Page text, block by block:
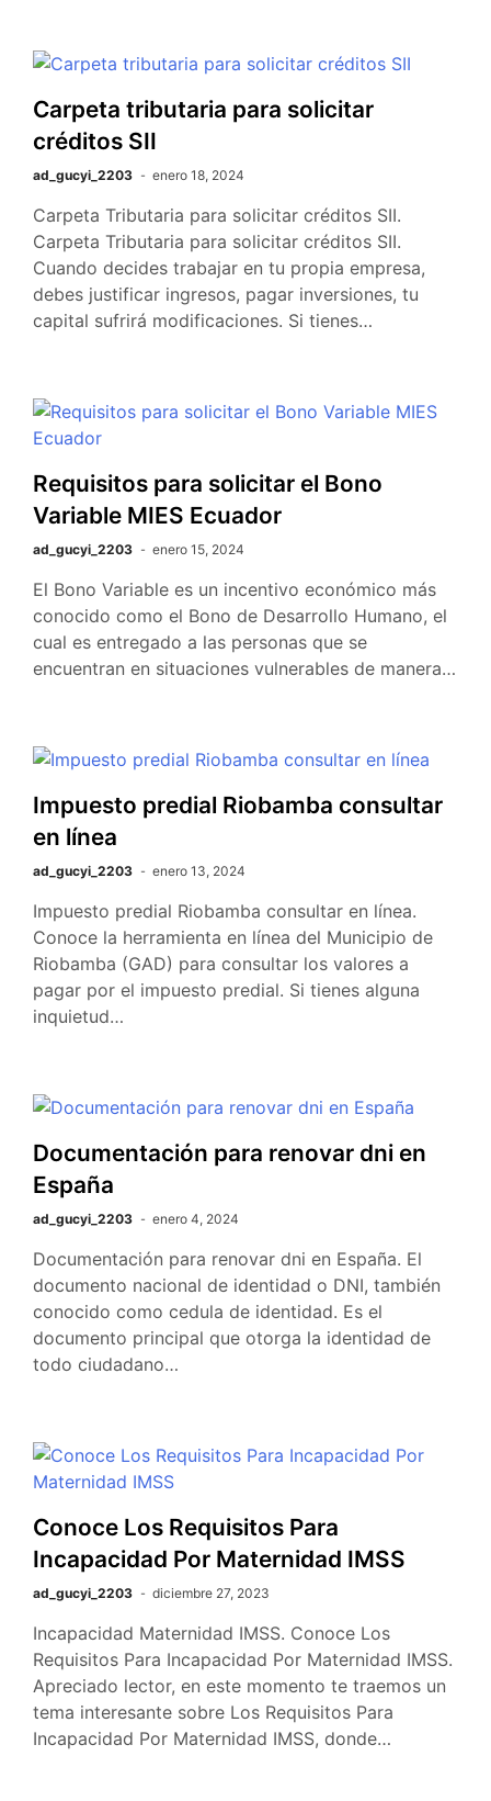
Carpeta tributaria para solicitar
créditos SII
ad_gucyi_2203 enero 18, 2024
Carpeta Tributaria para solicitar créditos SII.
Carpeta Tributaria para solicitar créditos SII.
Cuando decides trabajar en tu propia empresa,
debes justificar ingresos, pagar inversiones, tu
capital sufrirá modificaciones. Si tienes…
Requisitos para solicitar el Bono
Variable MIES Ecuador
ad_gucyi_2203 enero 15, 2024
El Bono Variable es un incentivo económico más
conocido como el Bono de Desarrollo Humano, el
cual es entregado a las personas que se
encuentran en situaciones vulnerables de manera…
Impuesto predial Riobamba consultar
en línea
ad_gucyi_2203 enero 13, 2024
Impuesto predial Riobamba consultar en línea.
Conoce la herramienta en línea del Municipio de
Riobamba (GAD) para consultar los valores a
pagar por el impuesto predial. Si tienes alguna
inquietud…
Documentación para renovar dni en
España
ad_gucyi_2203 enero 4, 2024
Documentación para renovar dni en España. El
documento nacional de identidad o DNI, también
conocido como cedula de identidad. Es el
documento principal que otorga la identidad de
todo ciudadano…
Conoce Los Requisitos Para
Incapacidad Por Maternidad IMSS
ad_gucyi_2203 diciembre 27, 2023
Incapacidad Maternidad IMSS. Conoce Los
Requisitos Para Incapacidad Por Maternidad IMSS.
Apreciado lector, en este momento te traemos un
tema interesante sobre Los Requisitos Para
Incapacidad Por Maternidad IMSS, donde…